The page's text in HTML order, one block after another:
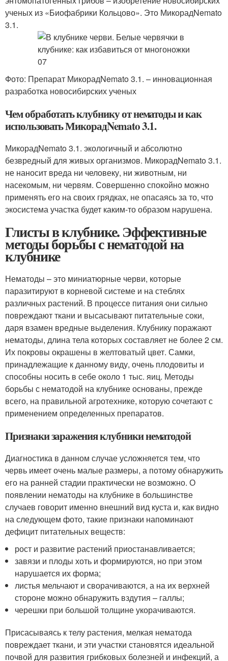
ученых из «Биофабрики Кольцово». Это МикорадNemato
3.1.
Фото: Препарат МикорадNemato 3.1. – инновационная
разработка новосибирских ученых
Чем обработать клубнику от нематоды и как
использовать МикорадNemato 3.1.
МикорадNemato 3.1. экологичный и абсолютно
безвредный для живых организмов. МикорадNemato 3.1.
не наносит вреда ни человеку, ни животным, ни
насекомым, ни червям. Совершенно спокойно можно
применять его на своих грядках, не опасаясь за то, что
экосистема участка будет каким-то образом нарушена.
Глисты в клубнике. Эффективные
методы борьбы с нематодой на
клубнике
Нематоды – это миниатюрные черви, которые
паразитируют в корневой системе и на стеблях
различных растений. В процессе питания они сильно
повреждают ткани и высасывают питательные соки,
даря взамен вредные выделения. Клубнику поражают
нематоды, длина тела которых составляет не более 2 см.
Их покровы окрашены в желтоватый цвет. Самки,
принадлежащие к данному виду, очень плодовиты и
способны носить в себе около 1 тыс. яиц. Методы
борьбы с нематодой на клубнике основаны, прежде
всего, на правильной агротехнике, которую сочетают с
применением определенных препаратов.
Признаки заражения клубники нематодой
Диагностика в данном случае усложняется тем, что
червь имеет очень малые размеры, а потому обнаружить
его на ранней стадии практически не возможно. О
появлении нематоды на клубнике в большинстве
случаев говорит именно внешний вид куста и, как видно
на следующем фото, такие признаки напоминают
дефицит питательных веществ:
рост и развитие растений приостанавливается;
завязи и плоды хоть и формируются, но при этом
нарушается их форма;
листья мельчают и сворачиваются, а на их верхней
стороне можно обнаружить вздутия – галлы;
черешки при большой толщине укорачиваются.
Присасываясь к телу растения, мелкая нематода
повреждает ткани, и эти участки становятся идеальной
почвой для развития грибковых болезней и инфекций, а